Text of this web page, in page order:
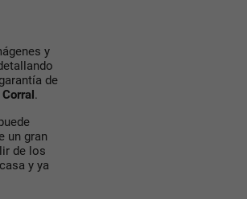
y
de
.
un gran
de los
y ya